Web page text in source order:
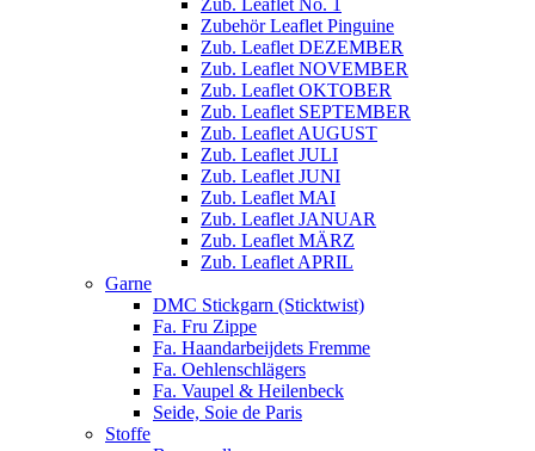
Zubehör Leaflet Pinguine
Zub. Leaflet DEZEMBER
Zub. Leaflet NOVEMBER
Zub. Leaflet OKTOBER
Zub. Leaflet SEPTEMBER
Zub. Leaflet AUGUST
Zub. Leaflet JULI
Zub. Leaflet JUNI
Zub. Leaflet MAI
Zub. Leaflet JANUAR
Zub. Leaflet MÄRZ
Zub. Leaflet APRIL
Garne
DMC Stickgarn (Sticktwist)
Fa. Fru Zippe
Fa. Haandarbeijdets Fremme
Fa. Oehlenschlägers
Fa. Vaupel & Heilenbeck
Seide, Soie de Paris
Stoffe